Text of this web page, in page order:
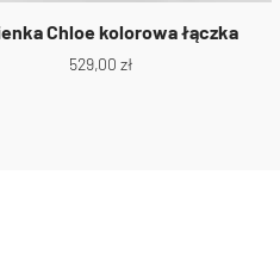
Chloe kolorowa łączka
529,00 zł